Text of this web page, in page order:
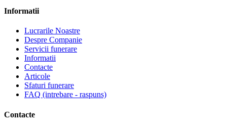
Informatii
Lucrarile Noastre
Despre Companie
Servicii funerare
Informatii
Contacte
Articole
Sfaturi funerare
FAQ (intrebare - raspuns)
Contacte